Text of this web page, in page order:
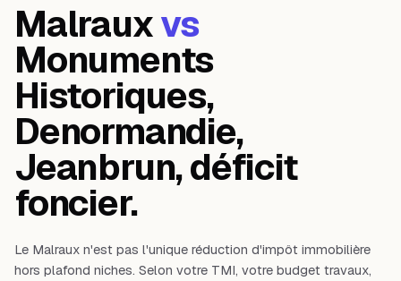
Malrauxvs
Monuments
Historiques,
Denormandie,
Jeanbrun, déficit
foncier.
Le Malraux n'est pas l'unique réduction d'impôt immobilière
hors plafond niches. Selon votre TMI, votre budget travaux,